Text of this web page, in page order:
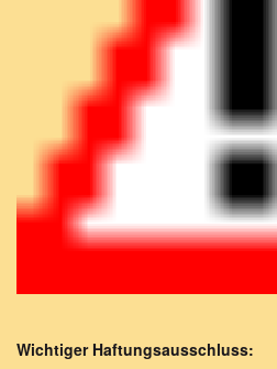
Wichtiger Haftungsausschluss: